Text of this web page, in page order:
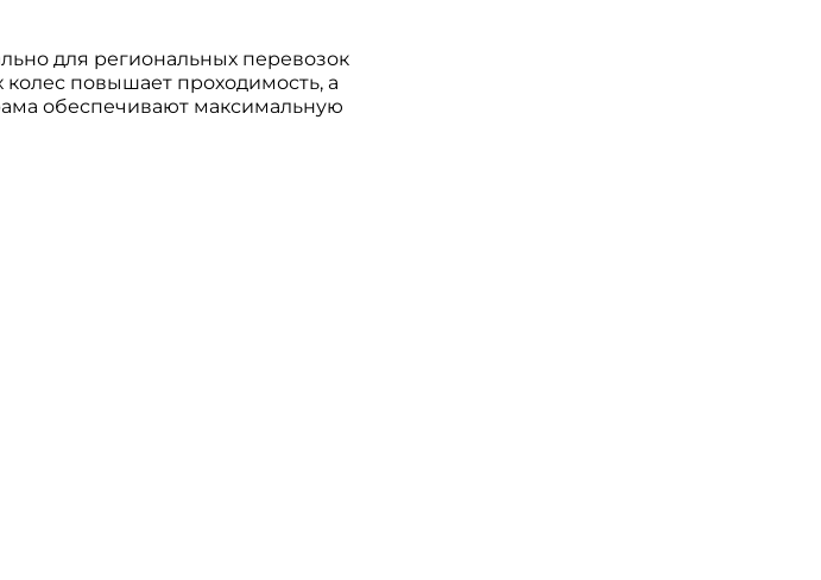
для региональных перевозок
повышает проходимость, а
обеспечивают максимальную